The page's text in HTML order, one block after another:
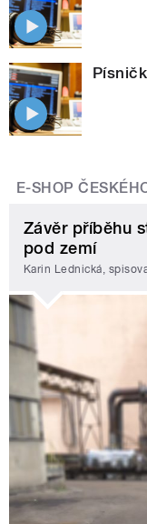
E-SHOP
Závěr příběhu
pod zemí
Karin Lednická,